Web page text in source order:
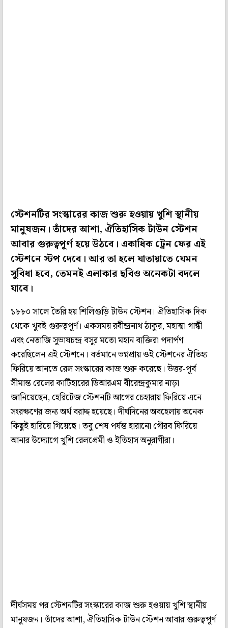
স্টেশনটির সংস্কারের কাজ শুরু হওয়ায় খুশি স্থানীয়
মানুষজন। তাঁদের আশা, ঐতিহাসিক টাউন স্টেশন
আবার গুরুত্বপূর্ণ হয়ে উঠবে। একাধিক ট্রেন ফের এই
স্টেশনে স্টপ দেবে। আর তা হলে যাতায়াতে যেমন
সুবিধা হবে, তেমনই এলাকার ছবিও অনেকটা বদলে
যাবে।
১৮৮০ সালে তৈরি হয় শিলিগুড়ি টাউন স্টেশন। ঐতিহাসিক দিক
থেকে খুবই গুরুত্বপূর্ণ। একসময় রবীন্দ্রনাথ ঠাকুর, মহাত্মা গান্ধী
এবং নেতাজি সুভাষচন্দ্র বসুর মতো মহান ব্যক্তিরা পদার্পণ
করেছিলেন এই স্টেশনে। বর্তমানে ভগ্নপ্রায় ওই স্টেশনের ঐতিহ্য
ফিরিয়ে আনতে রেল সংস্কারের কাজ শুরু করেছে। উত্তর-পূর্ব
সীমান্ত রেলের কাটিহারের ডিআরএম বীরেন্দ্রকুমার নাড়া
জানিয়েছেন, হেরিটেজ স্টেশনটি আগের চেহারায় ফিরিয়ে এনে
সংরক্ষণের জন্য অর্থ বরাদ্দ হয়েছে। দীর্ঘদিনের অবহেলায় অনেক
কিছুই হারিয়ে গিয়েছে। তবু শেষ পর্যন্ত হারানো গৌরব ফিরিয়ে
আনার উদ্যোগে খুশি রেলপ্রেমী ও ইতিহাস অনুরাগীরা।
দীর্ঘসময় পর স্টেশনটির সংস্কারের কাজ শুরু হওয়ায় খুশি স্থানীয়
মানুষজন। তাঁদের আশা, ঐতিহাসিক টাউন স্টেশন আবার গুরুত্বপূর্ণ